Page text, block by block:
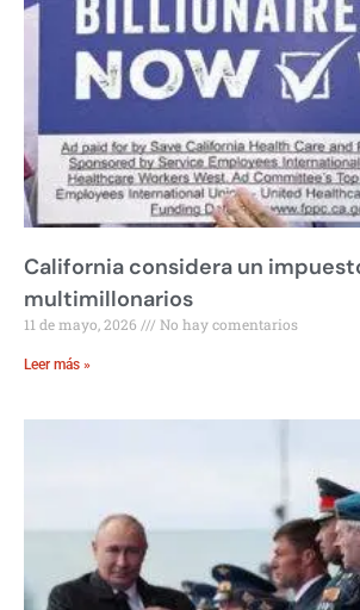
California considera un
multimillonarios
11 de mayo, 2026 No hay comentarios
Leer más »